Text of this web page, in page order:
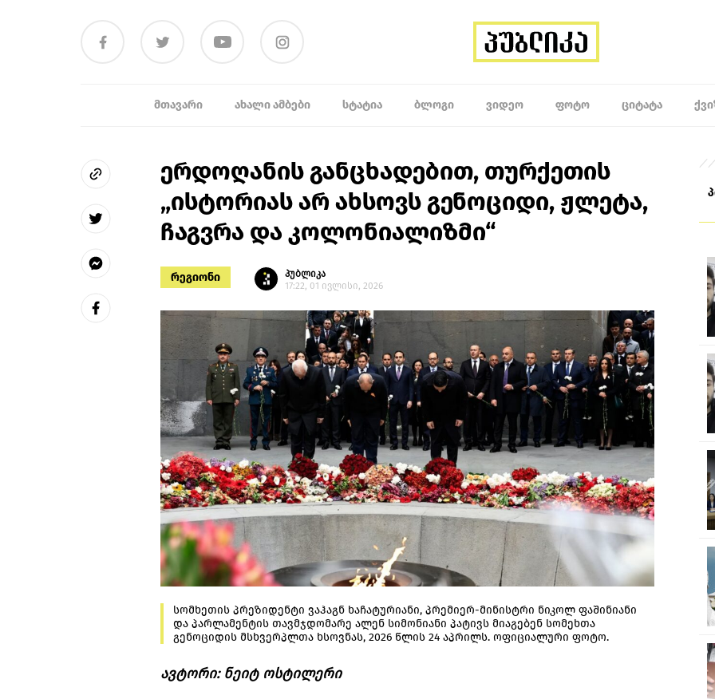
ᲛᲗᲐᲕᲐᲠᲘ ᲐᲮᲐᲚᲘ ᲐᲛᲑᲔᲑᲘ ᲡᲢᲐᲢᲘᲐ ᲑᲚᲝᲒᲘ ᲕᲘᲓᲔᲝ ᲤᲝᲢᲝ ᲪᲘᲢᲐᲢᲐ
ერდოღანის განცხადებით, თურქეთის
„ისტორიას არ ახსოვს გენოციდი, ჟლეტა,
ჩაგვრა და კოლონიალიზმი“
რეგიონი
პუბლიკა
17:22, 01 ივლისი, 2026
სომხეთის პრეზიდენტი ვაჰაგნ ხაჩატურიანი, პრემიერ-მინისტრი ნიკოლ ფაშინიანი
და პარლამენტის თავმჯდომარე ალენ სიმონიანი პატივს მიაგებენ სომეხთა
გენოციდის მსხვერპლთა ხსოვნას, 2026 წლის 24 აპრილს. ოფიციალური ფოტო.
ავტორი: ნეიტ ოსტილერი